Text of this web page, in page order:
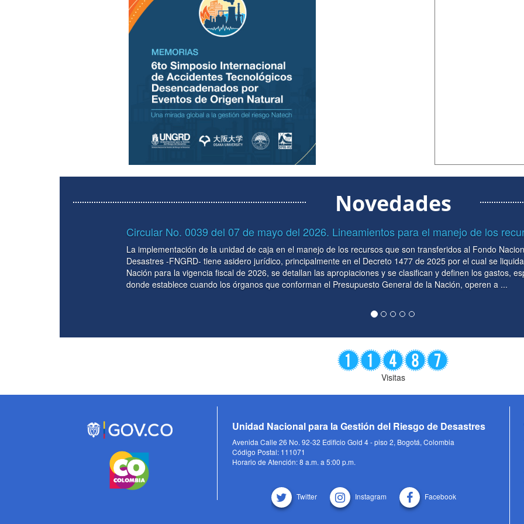
Novedades
No. 0039 del 07 de mayo del 2026. Lineamientos para el manejo de los recursos en la Subcuenta ...
implementación de la unidad de caja en el manejo de los recursos que son transferidos al Fondo Nacional para la Gestión del Riesgo de
-FNGRD- tiene asidero jurídico, principalmente en el Decreto 1477 de 2025 por el cual se liquida el Presupuesto General de la
para la vigencia fiscal de 2026, se detallan las apropiaciones y se clasifican y definen los gastos, específicamente en su artículo 20
establece cuando los órganos que conforman el Presupuesto General de la Nación, operen a ...
Visitas
Unidad Nacional para la Gestión del Riesgo de Desastres
Avenida Calle 26 No. 92-32 Edificio Gold 4 - piso 2, Bogotá, Colombia
Código Postal: 111071
Horario de Atención: 8 a.m. a 5:00 p.m.
Twitter Instagram Facebook